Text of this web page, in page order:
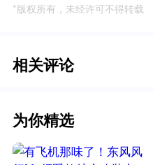
*版权所有，未经许可不得转载
相关评论
为你精选